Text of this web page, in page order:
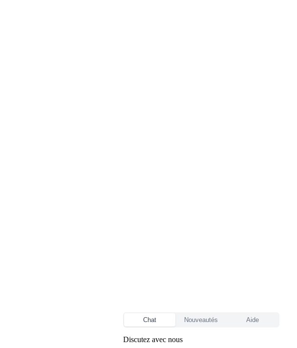
Chat Nouveautés Aide
Discutez avec nous